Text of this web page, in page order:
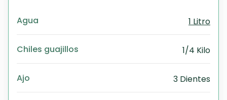
Agua 1 Litro
Chiles guajillos 1/4 Kilo
Ajo 3 Dientes